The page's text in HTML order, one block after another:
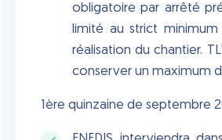
obligatoire par arrêté
limité au strict
réalisation du chantier.
conserver un maximum
1ère quinzaine de septembre